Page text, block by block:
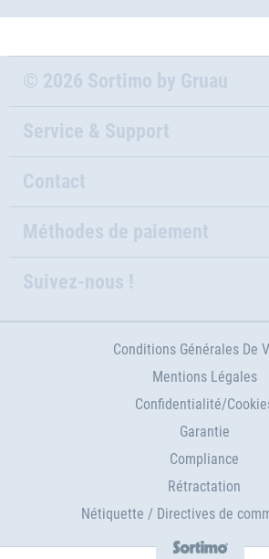
© 2026 Sortimo by Gruau
Service & Support
Contact
Méthodes de paiement
Suivez-nous !
Conditions Générales De
Mentions Légales
Confidentialité/
Garantie
Compliance
Rétractation
Nétiquette / Directives de